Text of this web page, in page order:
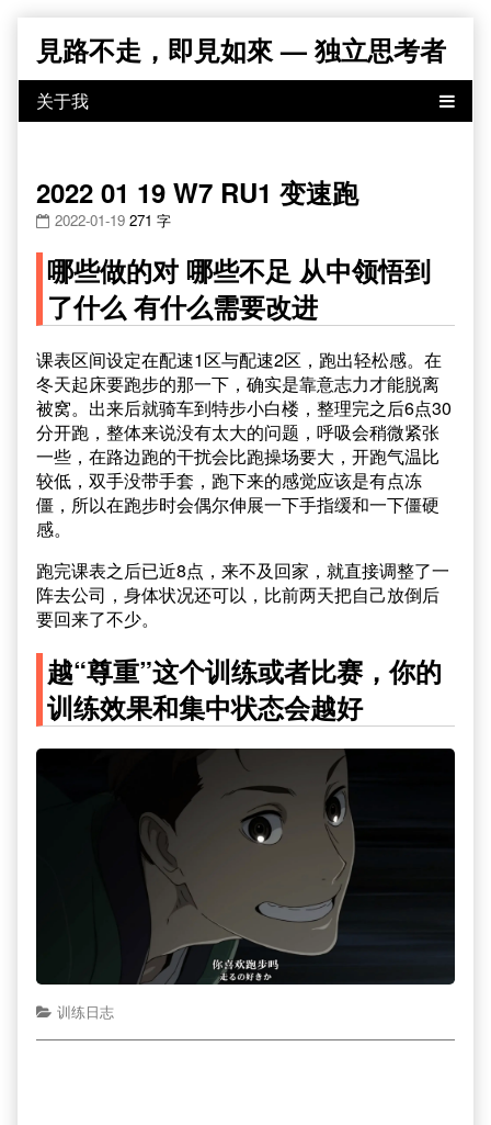
content
見路不走，即見如來 — 独立思考者
2022 01 19 W7 RU1 变速跑
2022-01-19 271 字
哪些做的对 哪些不足 从中领悟到
了什么 有什么需要改进
课表区间设定在配速1区与配速2区，跑出轻松感。在
冬天起床要跑步的那一下，确实是靠意志力才能脱离
被窝。出来后就骑车到特步小白楼，整理完之后6点30
分开跑，整体来说没有太大的问题，呼吸会稍微紧张
一些，在路边跑的干扰会比跑操场要大，开跑气温比
较低，双手没带手套，跑下来的感觉应该是有点冻
僵，所以在跑步时会偶尔伸展一下手指缓和一下僵硬
感。
跑完课表之后已近8点，来不及回家，就直接调整了一
阵去公司，身体状况还可以，比前两天把自己放倒后
要回来了不少。
越“尊重”这个训练或者比赛，你的
训练效果和集中状态会越好
训练日志